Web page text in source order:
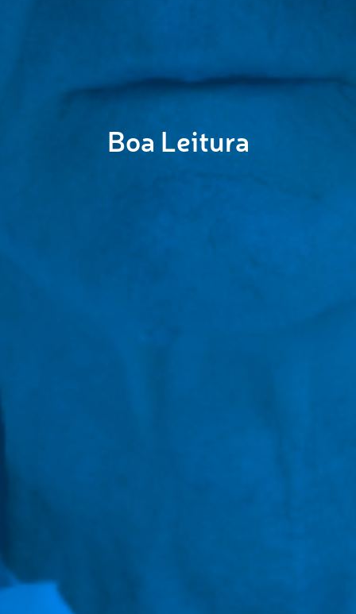
Boa Leitura